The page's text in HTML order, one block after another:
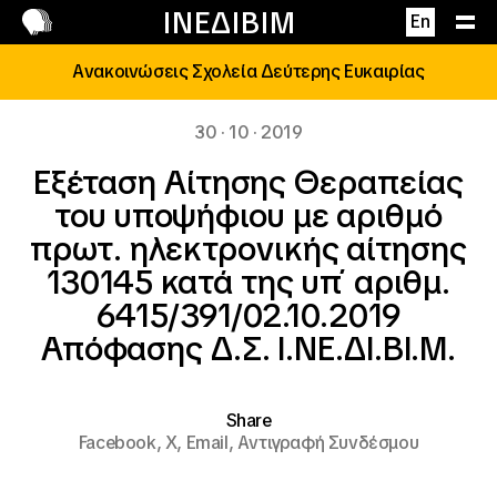
ΙΝΕΔΙΒΙΜ En
Επικοινωνία
Ανακοινώσεις Σχολεία Δεύτερης Ευκαιρίας
30 · 10 · 2019
Εξέταση Αίτησης Θεραπείας
του υποψήφιου με αριθμό
πρωτ. ηλεκτρονικής αίτησης
130145 κατά της υπ΄ αριθμ.
6415/391/02.10.2019
Απόφασης Δ.Σ. Ι.ΝΕ.ΔΙ.ΒΙ.Μ.
Share
Facebook,X, Email,Αντιγραφή Συνδέσμου